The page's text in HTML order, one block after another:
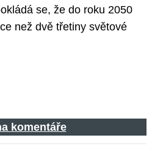
se, že do roku 2050
než dvě třetiny světové
komentáře